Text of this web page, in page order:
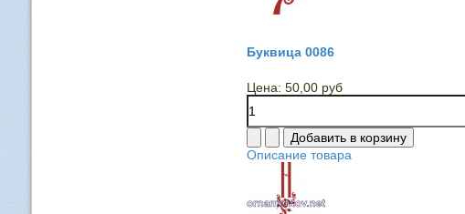
Буквица 0086
Цена: 50,00 руб
Описание товара